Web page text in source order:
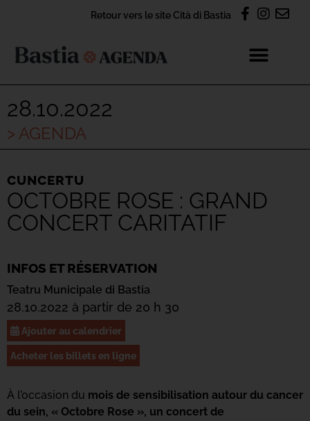
Retour vers le site Cità di Bastia
28.10.2022
> AGENDA
CUNCERTU
OCTOBRE ROSE : GRAND
CONCERT CARITATIF
INFOS ET RÉSERVATION
Teatru Municipale di Bastia
28.10.2022 à partir de 20 h 30
Ajouter au calendrier
Acheter les billets en ligne
À l’occasion du mois de sensibilisation autour du cancer
du sein, « Octobre Rose », un concert de